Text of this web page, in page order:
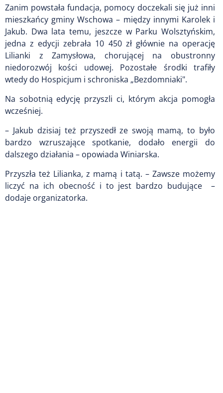
Zanim powstała fundacja, pomocy doczekali się już inni
mieszkańcy gminy Wschowa – między innymi Karolek i
Jakub. Dwa lata temu, jeszcze w Parku Wolsztyńskim,
jedna z edycji zebrała 10 450 zł głównie na operację
Lilianki z Zamysłowa, chorującej na obustronny
niedorozwój kości udowej. Pozostałe środki trafiły
wtedy do Hospicjum i schroniska „Bezdomniaki".
Na sobotnią edycję przyszli ci, którym akcja pomogła
wcześniej.
– Jakub dzisiaj też przyszedł ze swoją mamą, to było
bardzo wzruszające spotkanie, dodało energii do
dalszego działania – opowiada Winiarska.
Przyszła też Lilianka, z mamą i tatą. – Zawsze możemy
liczyć na ich obecność i to jest bardzo budujące –
dodaje organizatorka.